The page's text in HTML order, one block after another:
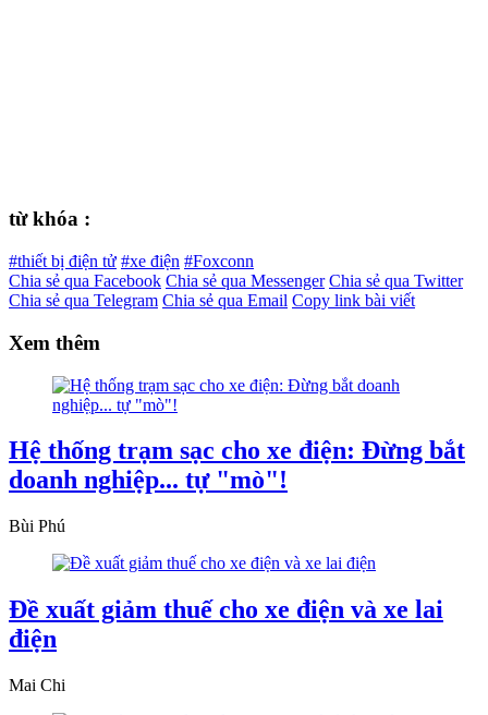
từ khóa :
#thiết bị điện tử #xe điện #Foxconn
Chia sẻ qua Facebook Chia sẻ qua Messenger Chia sẻ qua Twitter
Chia sẻ qua Telegram Chia sẻ qua Email Copy link bài viết
Xem thêm
Hệ thống trạm sạc cho xe điện: Đừng bắt
doanh nghiệp... tự "mò"!
Bùi Phú
Đề xuất giảm thuế cho xe điện và xe lai
điện
Mai Chi